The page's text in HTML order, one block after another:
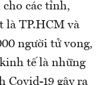
các tỉnh,
là TP.HCM và
người tử vong,
tế là những
Covid-19 gây ra